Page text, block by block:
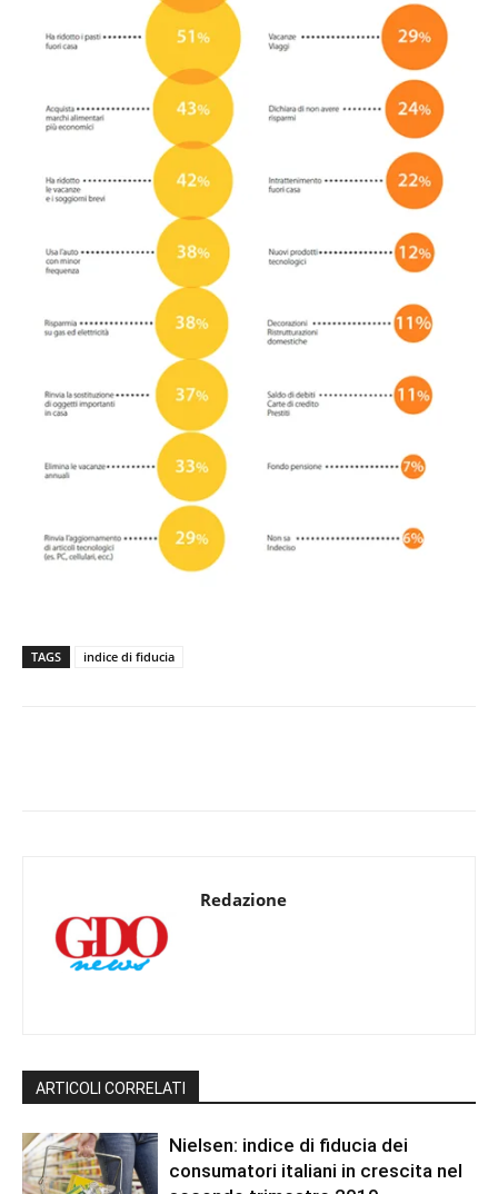
TAGS indice di fiducia
Redazione
ARTICOLI CORRELATI
Nielsen: indice di fiducia dei
consumatori italiani in crescita nel